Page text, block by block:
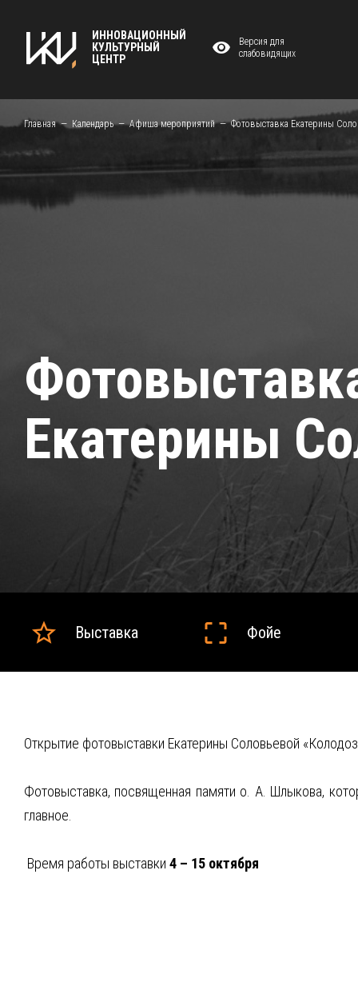
ИННОВАЦИОННЫЙ
КУЛЬТУРНЫЙ
ЦЕНТР
Версия для
слабовидящих
Главная Календарь Афиша мероприятий Фотовыставка Екатерины
Екатерины
Выставка Фойе
Открытие фотовыставки Екатерины Соловьевой
Фотовыставка, посвященная памяти о. А. Шлыкова,
главное.
Время работы выставки 4 – 15 октября